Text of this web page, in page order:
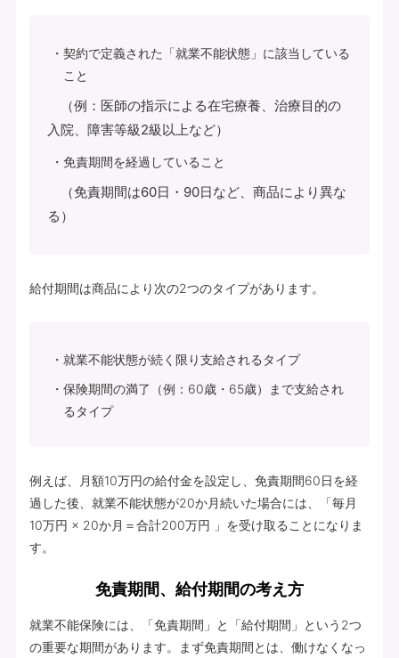
契約で定義された「就業不能状態」に該当している
こと
（例：医師の指示による在宅療養、治療目的の
入院、障害等級2級以上など）
免責期間を経過していること
（免責期間は60日・90日など、商品により異な
る）
給付期間は商品により次の2つのタイプがあります。
就業不能状態が続く限り支給されるタイプ
保険期間の満了（例：60歳・65歳）まで支給され
るタイプ
例えば、月額10万円の給付金を設定し、免責期間60日を経
過した後、就業不能状態が20か月続いた場合には、「毎月
10万円 × 20か月＝合計200万円 」を受け取ることになりま
す。
免責期間、給付期間の考え方
就業不能保険には、「免責期間」と「給付期間」という2つ
の重要な期間があります。まず免責期間とは、働けなくなっ